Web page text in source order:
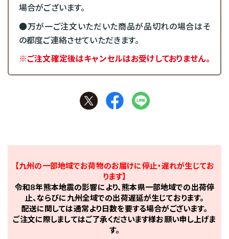
場合がございます。
●万が一ご注文いただいた商品が品切れの場合はそ
の都度ご連絡させていただきます。
※ご注文確定後はキャンセルはお受けしておりません。
【九州の一部地域でお荷物のお届けに停止・遅れが生じてお
ります】
令和8年熊本地震の影響により、熊本県一部地域での出荷停
止、ならびに九州全域での出荷遅延が生じております。
配送に関しては通常より日数を要する場合がございます。
ご注文に際しましてはご了承くださいます様お願い申し上げま
す。